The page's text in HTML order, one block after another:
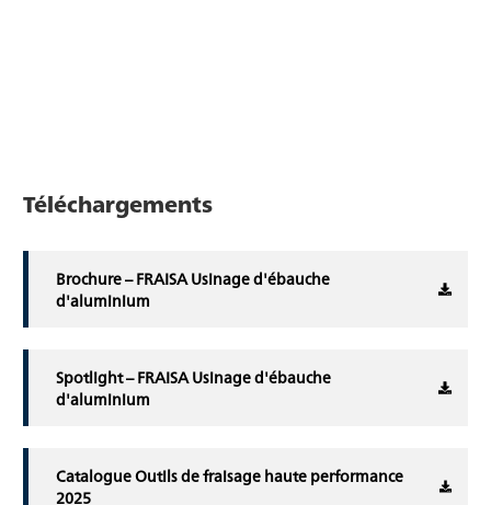
Téléchargements
Brochure – FRAISA Usinage d'ébauche
d'aluminium
Spotlight – FRAISA Usinage d'ébauche
d'aluminium
Catalogue Outils de fraisage haute performance
2025